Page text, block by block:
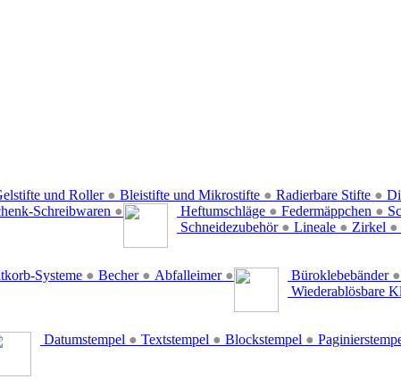
und Roller ● Bleistifte und Mikrostifte ● Radierbare Stifte ●
Schreibwaren ●
Heftumschläge ● Federmäppchen ●
Schneidezubehör ● Lineale ● Zirkel ●
Systeme ● Becher ● Abfalleimer ● Büroklebebänder ●
Wiederablösbare
Datumstempel ● Textstempel ● Blockstempel ●